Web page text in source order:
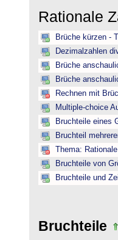
Rationale
Brüche kürzen -
Dezimalzahlen
Brüche
Brüche
Rechnen mit
Multiple-choice
Bruchteile eines
Bruchteil
Thema:
Bruchteile von
Bruchteile und
Bruchteile